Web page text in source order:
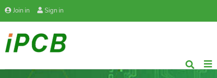
Join in Sign in